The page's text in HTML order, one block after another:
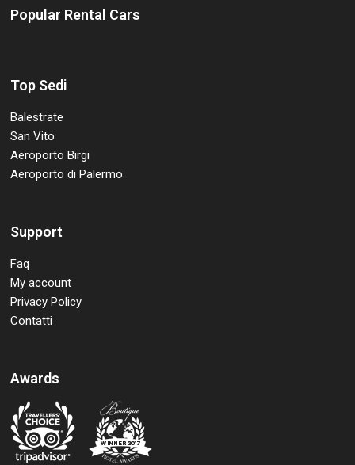
Popular Rental Cars
Top Sedi
Balestrate
San Vito
Aeroporto Birgi
Aeroporto di Palermo
Support
Faq
My account
Privacy Policy
Contatti
Awards